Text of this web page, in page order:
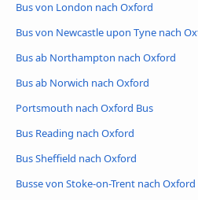
Bus von London nach Oxford
Bus von Newcastle upon Tyne nach
Bus ab Northampton nach Oxford
Bus ab Norwich nach Oxford
Portsmouth nach Oxford Bus
Bus Reading nach Oxford
Bus Sheffield nach Oxford
Busse von Stoke-on-Trent nach Oxford